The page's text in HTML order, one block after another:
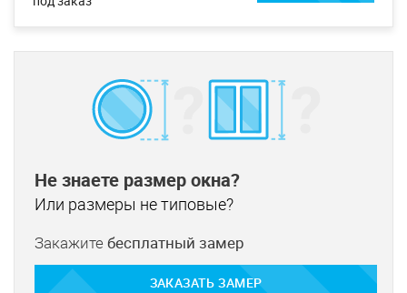
Не знаете размер окна?
Или размеры не типовые?
Закажитебесплатный замер
ЗАКАЗАТЬ ЗАМЕР